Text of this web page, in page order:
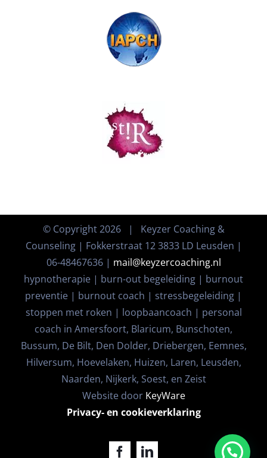
© Copyright2026 | Keyzer Coaching &
Counseling | Fokkerstraat 12 3833 LD Leusden |
06-48467636 | mail@keyzercoaching.nl
hypnotherapie | burn-out begeleiding | burnout
preventie | burnout coach | stressbegeleiding |
stoppen met roken | loopbaancoach | personal
coach in Amersfoort, Blaricum, Bunschoten,
Bussum, De Bilt, Den Dolder, Driebergen, Eemnes,
Hilversum, Hoevelaken, Huizen, Laren, Leusden,
Naarden, Nijkerk, Soest, en Zeist
Website door KeyWare
Privacy- en cookieverklaring